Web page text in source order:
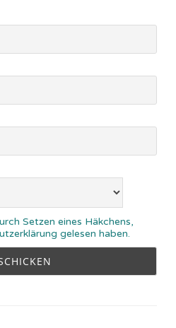
Setzen eines Häkchens,
gelesen haben.